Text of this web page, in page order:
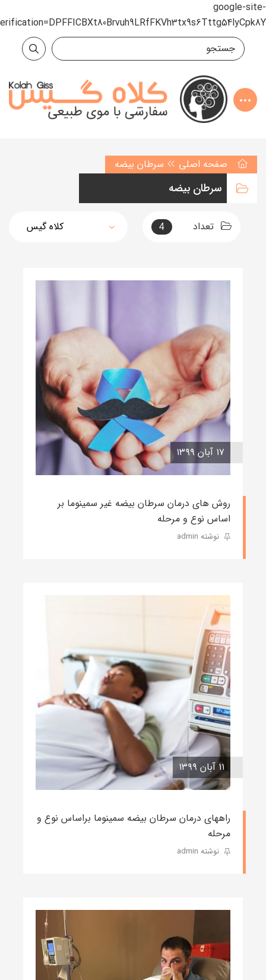
google-site-
صفحه اصلی سرطان بیضه
سرطان بیضه
تعداد 4
۱۷ آبان ۱۳۹۹
روش های درمان سرطان بیضه غیر سمینوما بر
اساس نوع و مرحله
نوشته admin
۱۱ آبان ۱۳۹۹
راههای درمان سرطان بیضه سمینوما براساس نوع و
مرحله
نوشته admin